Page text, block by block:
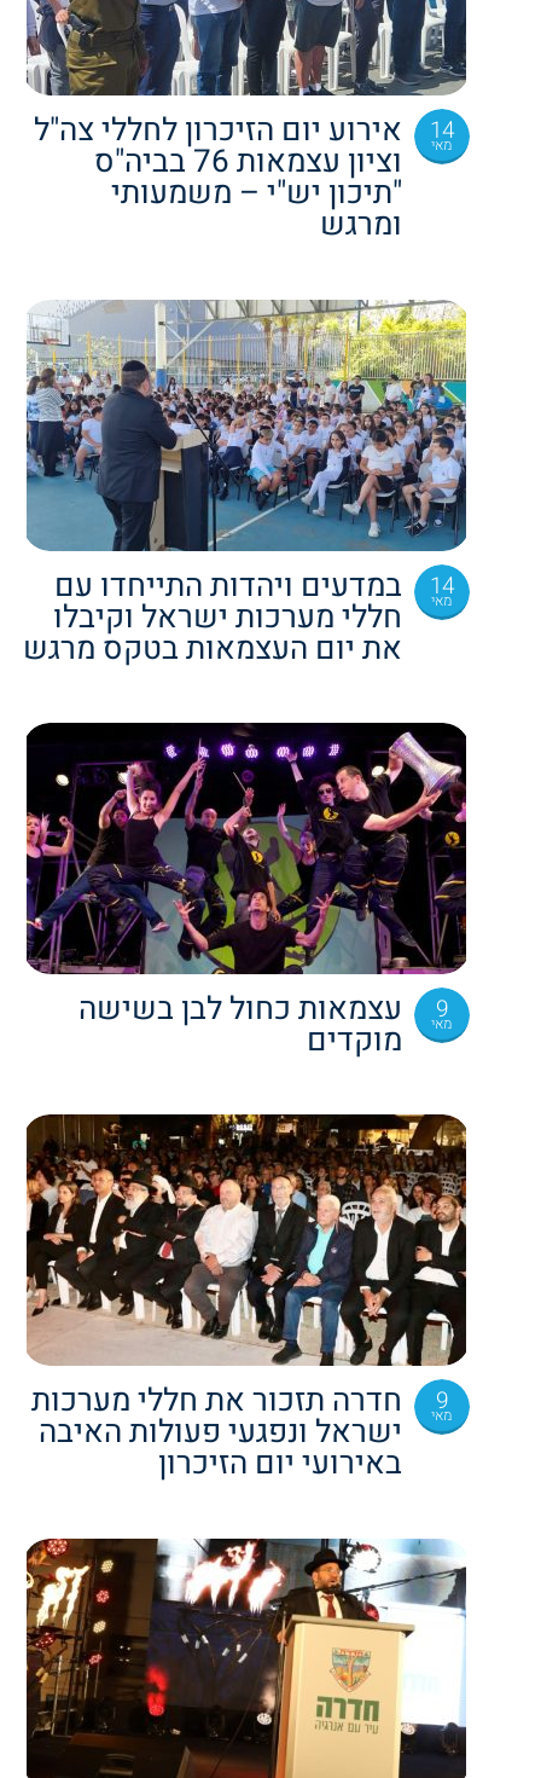
14
מאי אירוע יום הזיכרון לחללי צה"ל
וציון עצמאות 76 בביה"ס
"תיכון יש"י – משמעותי
ומרגש
14
מאי במדעים ויהדות התייחדו עם
חללי מערכות ישראל וקיבלו
את יום העצמאות בטקס מרגש
9
מאי עצמאות כחול לבן בשישה
מוקדים
9
מאי חדרה תזכור את חללי מערכות
ישראל ונפגעי פעולות האיבה
באירועי יום הזיכרון